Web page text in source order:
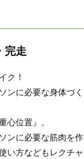
完走
ク！
ンに必要な身体づく
心位置』。
ンに必要な筋肉を作
い方などもレクチャ